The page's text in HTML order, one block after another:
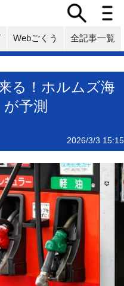
Webごくう 全記事一覧
る！ホルムズ海
予測
2026/3/3 15:15